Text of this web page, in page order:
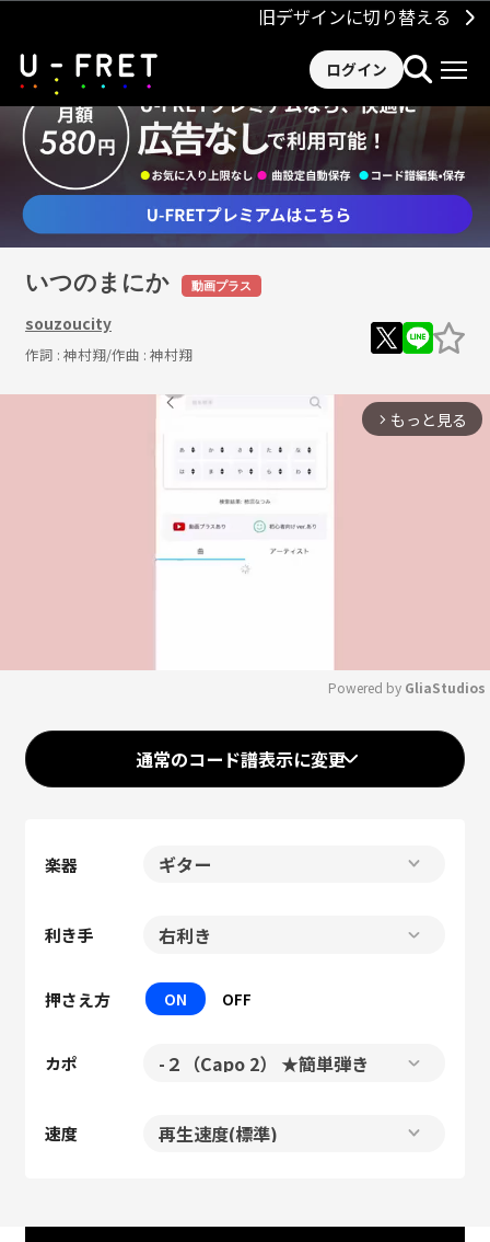
旧デザインに切り替える
ログイン
いつのまにか 動画プラス
souzoucity
作詞 : 神村翔/作曲 : 神村翔
arrow_forward_ios もっと見る
Mute
Powered by GliaStudios
通常のコード譜表示に変更
楽器
利き手
押さえ方 ON OFF
カポ
速度